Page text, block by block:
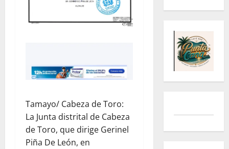
Tamayo/ Cabeza de Toro:
La Junta distrital de Cabeza
de Toro, que dirige Gerinel
Piña De León, en